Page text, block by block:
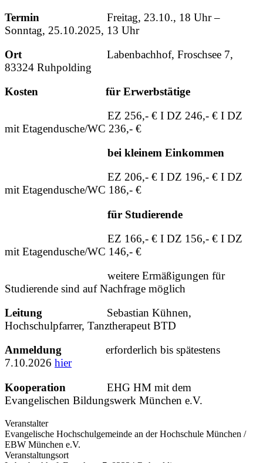
Termin Freitag, 23.10., 18 Uhr –
Sonntag, 25.10.2025, 13 Uhr
Ort Labenbachhof, Froschsee 7,
83324 Ruhpolding
Kosten für Erwerbstätige
EZ 256,- € I DZ 246,- € I DZ
mit Etagendusche/WC 236,- €
bei kleinem Einkommen
EZ 206,- € I DZ 196,- € I DZ
mit Etagendusche/WC 186,- €
für Studierende
EZ 166,- € I DZ 156,- € I DZ
mit Etagendusche/WC 146,- €
weitere Ermäßigungen für
Studierende sind auf Nachfrage möglich
Leitung Sebastian Kühnen,
Hochschulpfarrer, Tanztherapeut BTD
Anmeldung erforderlich bis spätestens
7.10.2026 hier
Kooperation EHG HM mit dem
Evangelischen Bildungswerk München e.V.
Veranstalter
Evangelische Hochschulgemeinde an der Hochschule München /
EBW München e.V.
Veranstaltungsort